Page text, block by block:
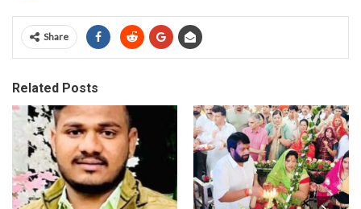
Share
Related Posts